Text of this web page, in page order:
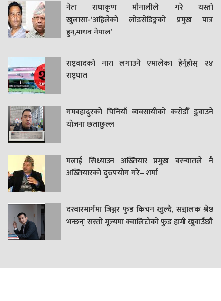
नेता राधाकृण मौनालीले गरे यस्तो
खुलासा-‘अहिलेको लोडसेडिङ्गको प्रमुख पात्र
हुन्,माधव नेपाल’
राष्ट्रवादको नारा लगाउने एमालेका हेर्नुहोस् २४
राष्ट्रघात
गमबहादुरकाे चिनियाँ व्यवसायीको करोडौँ डुवाउने
याेजना छताछुल्ल
मलाई सिध्याउन अख्तियार प्रमुख बस्न्यातले नै
अख्तियारको दुरुपयोग गरे– शर्मा
दरवारमार्गमा जिञ्जर फुड किचन खुल्दै, सञ्चालक श्रेष्ठ
भन्छन्ः सस्तो मूल्यमा क्वालिटीको फुड हामी खुवाउँछौं